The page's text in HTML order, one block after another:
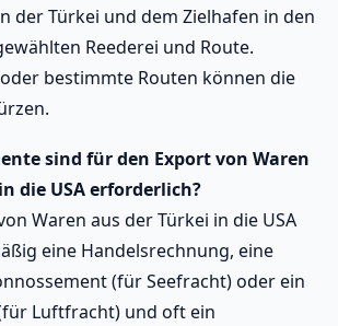
der Türkei und dem Zielhafen in den
Reederei und Route.
bestimmte Routen können die
sind für den Export von Waren
die USA erforderlich?
Waren aus der Türkei in die USA
eine Handelsrechnung, eine
(für Seefracht) oder ein
Luftfracht) und oft ein